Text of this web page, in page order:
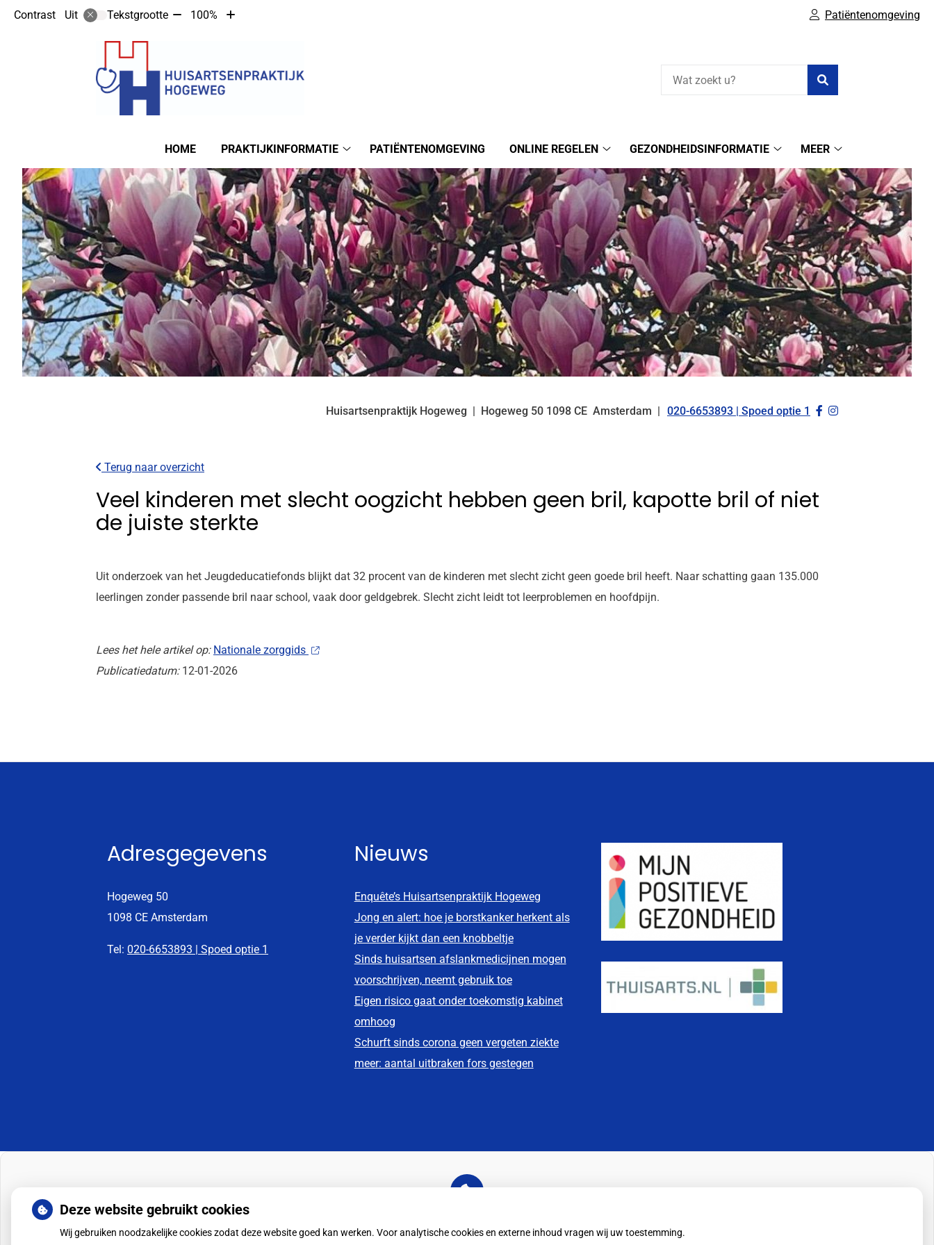
Contrast Uit Tekstgrootte Tekst100%
Tekst
Patiëntenomgeving
Hoofdmenu
HOME
PRAKTIJKINFORMATIE
submenu
PATIËNTENOMGEVING
ONLINE REGELEN
regelen
submenu
GEZONDHEIDSINFORMATIE
submenu
MEER
submenu
Huisartsenpraktijk Hogeweg Hogeweg 50 1098 CE Amsterdam Tel:
020-6653893 | Spoed optie 1
Bezoek
Bezoek
Terug naar overzicht
Veel kinderen met slecht oogzicht hebben geen bril, kapotte bril of niet
de juiste sterkte
Uit onderzoek van het Jeugdeducatiefonds blijkt dat 32 procent van de kinderen met slecht zicht geen goede bril heeft. Naar schatting gaan 135.000
leerlingen zonder passende bril naar school, vaak door geldgebrek. Slecht zicht leidt tot leerproblemen en hoofdpijn.
Lees het hele artikel op: Nationale zorggids
Publicatiedatum: 12-01-2026
Adresgegevens
Hogeweg 50
1098 CE Amsterdam
Tel: 020-6653893 | Spoed optie 1
Nieuws
Enquête’s Huisartsenpraktijk Hogeweg
Jong en alert: hoe je borstkanker herkent als
je verder kijkt dan een knobbeltje
Sinds huisartsen afslankmedicijnen mogen
voorschrijven, neemt gebruik toe
Eigen risico gaat onder toekomstig kabinet
omhoog
Schurft sinds corona geen vergeten ziekte
meer: aantal uitbraken fors gestegen
externe inhoud
die nodig is om dit te zien.
Deze website gebruikt cookies
Wij gebruiken noodzakelijke cookies zodat deze website goed kan werken. Voor analytische cookies en externe inhoud vragen wij uw toestemming.